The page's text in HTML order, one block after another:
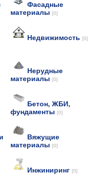
Фасадные
материалы [0]
Недвижимость [0]
Нерудные
материалы [0]
Бетон, ЖБИ,
фундаменты [0]
Вяжущие
материалы [0]
Инжиниринг [0]